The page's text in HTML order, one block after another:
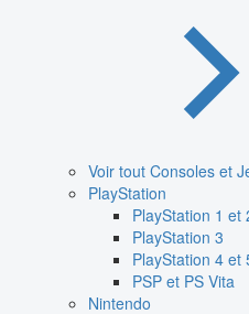
Voir tout Consoles et
PlayStation
PlayStation 1 et
PlayStation 3
PlayStation 4 et
PSP et PS Vita
Nintendo